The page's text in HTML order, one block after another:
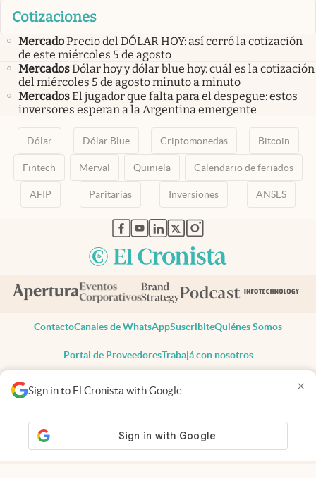
Sign in to El Cronista with Google ×
Cotizaciones
MercadoPrecio del DÓLAR HOY: así cerró la cotización
de este miércoles 5 de agosto
MercadosDólar hoy y dólar blue hoy: cuál es la cotización
del miércoles 5 de agosto minuto a minuto
MercadosEl jugador que falta para el despegue: estos
inversores esperan a la Argentina emergente
Dólar Dólar Blue Criptomonedas Bitcoin
Fintech Merval Quiniela Calendario de feriados
AFIP Paritarias Inversiones ANSES
abre en nueva pestaña
abre en nueva pestaña
abre en nueva pestaña
abre en nueva pestaña
abre en nueva pestaña
ContactoCanales de WhatsAppSuscribiteQuiénes Somos
Portal de ProveedoresTrabajá con nosotros
Todos los derechos reservados
Privacidad
Consentimiento
Tel:+54 11 7078-3270